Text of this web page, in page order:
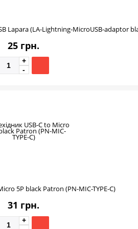
Lapara (LA-Lightning-MicroUSB-adaptor
25 грн.
5P black Patron (PN-MIC-TYPE-C)
31 грн.